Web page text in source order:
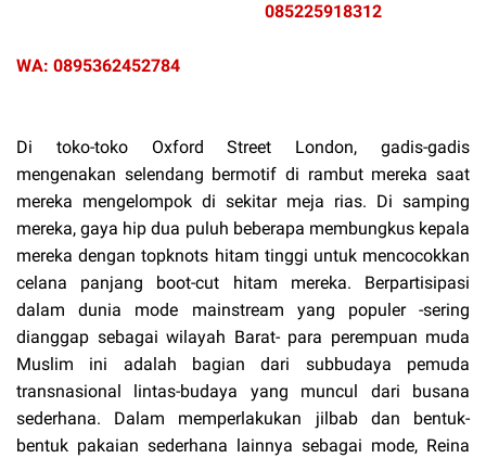
085225918312
WA: 0895362452784
Di toko-toko Oxford Street London, gadis-gadis
mengenakan selendang bermotif di rambut mereka saat
mereka mengelompok di sekitar meja rias. Di samping
mereka, gaya hip dua puluh beberapa membungkus kepala
mereka dengan topknots hitam tinggi untuk mencocokkan
celana panjang boot-cut hitam mereka. Berpartisipasi
dalam dunia mode mainstream yang populer -sering
dianggap sebagai wilayah Barat- para perempuan muda
Muslim ini adalah bagian dari subbudaya pemuda
transnasional lintas-budaya yang muncul dari busana
sederhana. Dalam memperlakukan jilbab dan bentuk-
bentuk pakaian sederhana lainnya sebagai mode, Reina